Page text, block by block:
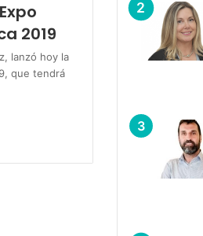
2019
lanzó hoy la
que tendrá